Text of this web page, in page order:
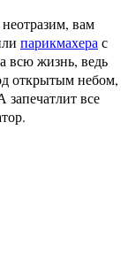
вам
парикмахера с
всю жизнь, ведь
открытым небом,
все